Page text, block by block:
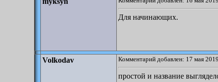
Для начинающих.
Volkodav Комментарий добавлен: 17 мая
простой и название